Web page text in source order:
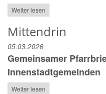
Weiter lesen
Mittendrin
05.03.2026
Gemeinsamer
Innenstadtgemeinden
Weiter lesen